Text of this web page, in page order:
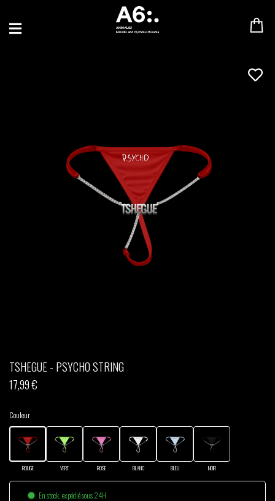
BLU SAMU
JOHAN PAPACONSTANTINO
TSHEGUE - PSYCHO STRING
17,99 €
Couleur
ROUGE VERT ROSE BLANC BLEU NOIR
En stock, expédié sous 24H